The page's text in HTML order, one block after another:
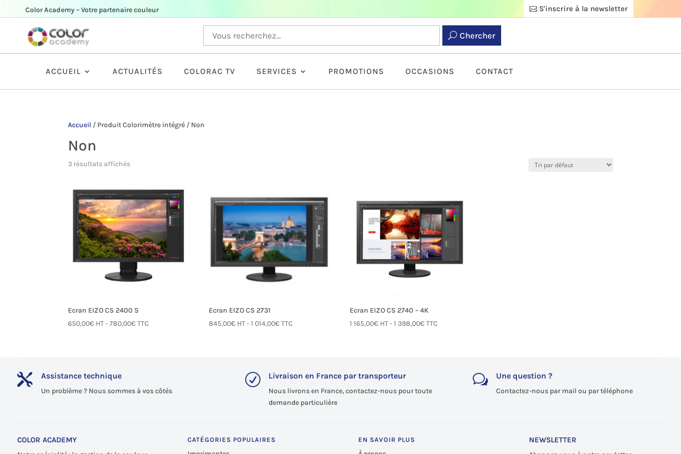
Color Academy – Votre partenaire couleur S'inscrire à la newsletter
Chercher
ACCUEIL ACTUALITÉS COLORAC TV SERVICES PROMOTIONS OCCASIONS CONTACT
Accueil / Produit Colorimètre intégré / Non
Non
3 résultats affichés
Ecran EIZO CS 2400 S
650,00€ HT -780,00€ TTC
Ecran EIZO CS 2731
845,00€ HT -1 014,00€ TTC
Ecran EIZO CS 2740 – 4K
1 165,00€ HT -1 398,00€ TTC
 Assistance technique
Un problème ? Nous sommes à vos côtés
R Livraison en France par transporteur
Nous livrons en France, contactez-nous pour toute
demande particulière
w Une question ?
Contactez-nous par mail ou par téléphone
COLOR ACADEMY CATÉGORIES POPULAIRES EN SAVOIR PLUS NEWSLETTER